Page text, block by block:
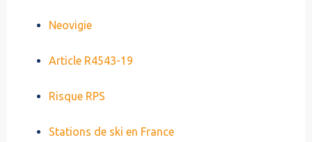
Neovigie
Article R4543-19
Risque RPS
Stations de ski en France